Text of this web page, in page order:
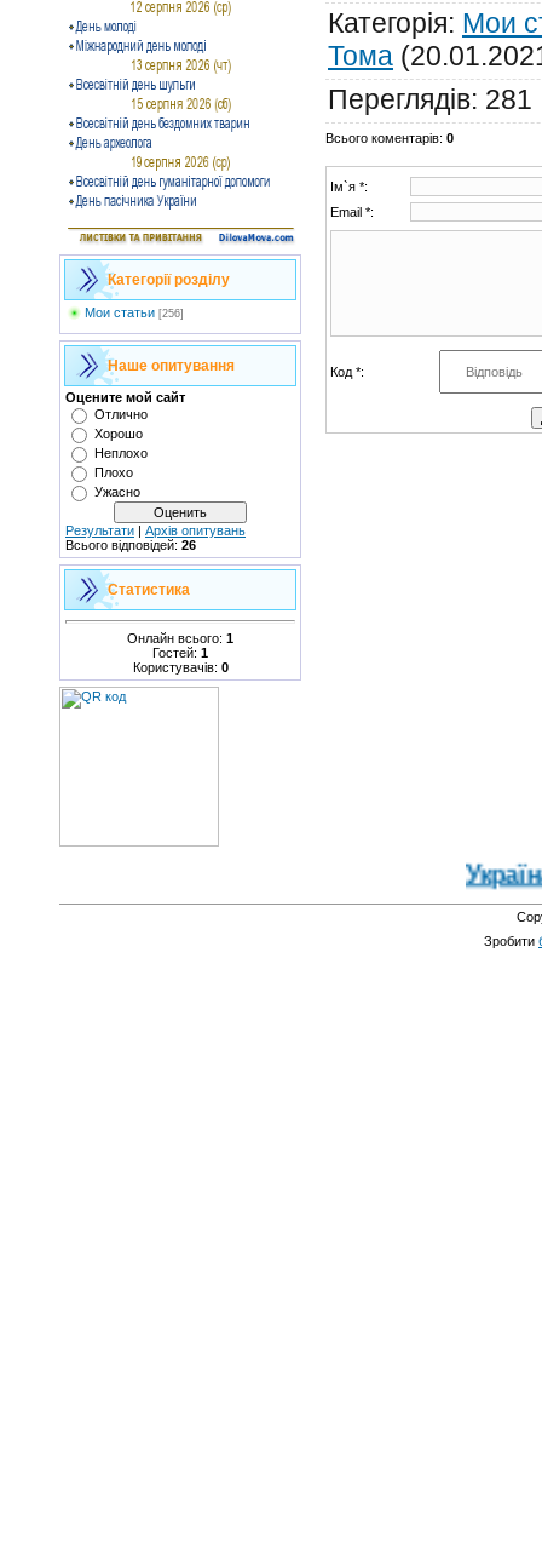
Категорії розділу
Мои статьи [256]
Наше опитування
Оцените мой сайт
Отлично
Хорошо
Неплохо
Плохо
Ужасно
Результати | Архів опитувань
Всього відповідей: 26
Статистика
Онлайн всього: 1
Гостей: 1
Користувачів: 0
Категорія: Мои
Тома
Переглядів: 281
Всього коментарів: 0
Ім`я *:
Email *:
Код *:
Зробити